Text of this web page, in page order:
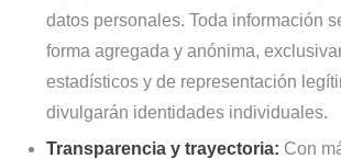
datos personales. Toda información
forma agregada y anónima,
estadísticos y de representación
divulgarán identidades individuales.
Transparencia y trayectoria: Con